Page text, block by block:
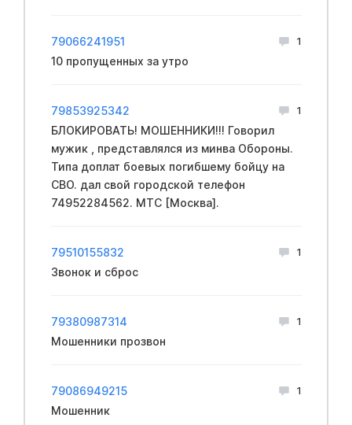
79066241951 1
10 пропущенных за утро
79853925342 1
БЛОКИРОВАТЬ! МОШЕННИКИ!!! Говорил
мужик , представлялся из минва Обopoны.
Типа доплат бoeвых пoгибшему бoйцу на
CBО. дал свой городской телефон
74952284562. МТС [Москва].
79510155832 1
Звонок и сброс
79380987314 1
Мошенники прозвон
79086949215 1
Мошенник